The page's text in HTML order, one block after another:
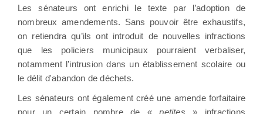
Les sénateurs ont enrichi le texte par l’adoption de
nombreux amendements. Sans pouvoir être exhaustifs,
on retiendra qu’ils ont introduit de nouvelles infractions
que les policiers municipaux pourraient verbaliser,
notamment l’intrusion dans un établissement scolaire ou
le délit d'abandon de déchets.
Les sénateurs ont également créé une amende forfaitaire